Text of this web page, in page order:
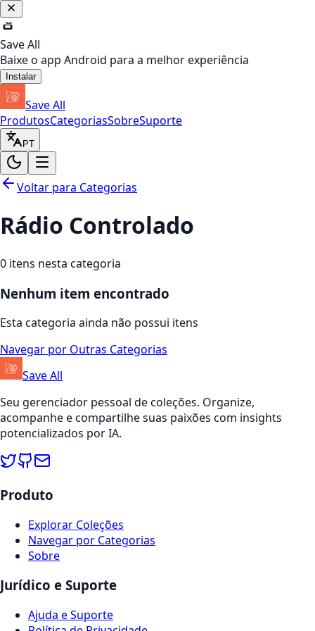
Save All
Baixe o app Android para a melhor experiência
Instalar
Save All
ProdutosCategoriasSobreSuporte
PT
Voltar para Categorias
Rádio Controlado
0 itens nesta categoria
Nenhum item encontrado
Esta categoria ainda não possui itens
Navegar por Outras Categorias
Save All
Seu gerenciador pessoal de coleções. Organize,
acompanhe e compartilhe suas paixões com insights
potencializados por IA.
Produto
Explorar Coleções
Navegar por Categorias
Sobre
Jurídico e Suporte
Ajuda e Suporte